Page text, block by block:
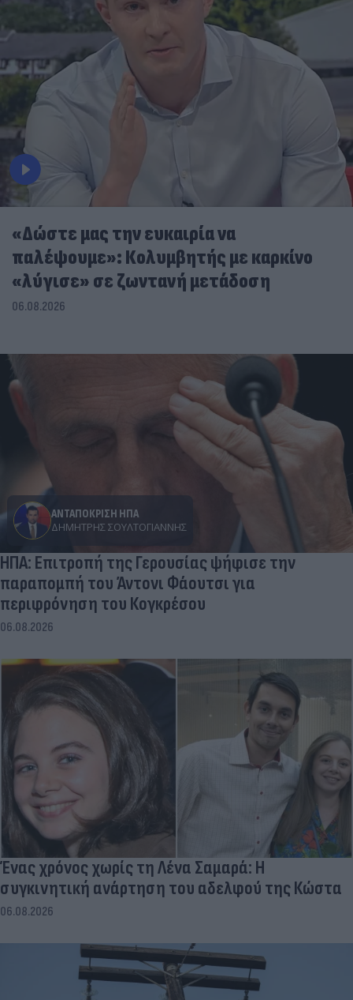
«Δώστε μας την ευκαιρία να
παλέψουμε»: Κολυμβητής με καρκίνο
«λύγισε» σε ζωντανή μετάδοση
06.08.2026
ΑΝΤΑΠΟΚΡΙΣΗ ΗΠΑ
ΔΗΜΉΤΡΗΣ ΣΟΥΛΤΟΓΙΆΝΝΗΣ
ΗΠΑ: Επιτροπή της Γερουσίας ψήφισε την
παραπομπή του Άντονι Φάουτσι για
περιφρόνηση του Κογκρέσου
06.08.2026
Ένας χρόνος χωρίς τη Λένα Σαμαρά: Η
συγκινητική ανάρτηση του αδελφού της Κώστα
06.08.2026